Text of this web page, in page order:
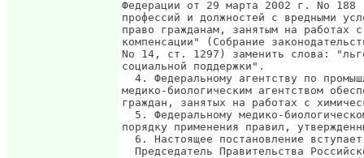
Федерации от 29 марта 2002 г. No 188
профессий и должностей с вредными
право гражданам, занятым на работах
компенсации" (Собрание
No 14, ст. 1297) заменить слова:
социальной поддержки".
4. Федеральному агентству по
медико-биологическим агентством
граждан, занятых на работах с
5. Федеральному медико-
порядку применения правил,
6. Настоящее постановление
Председатель Правительства